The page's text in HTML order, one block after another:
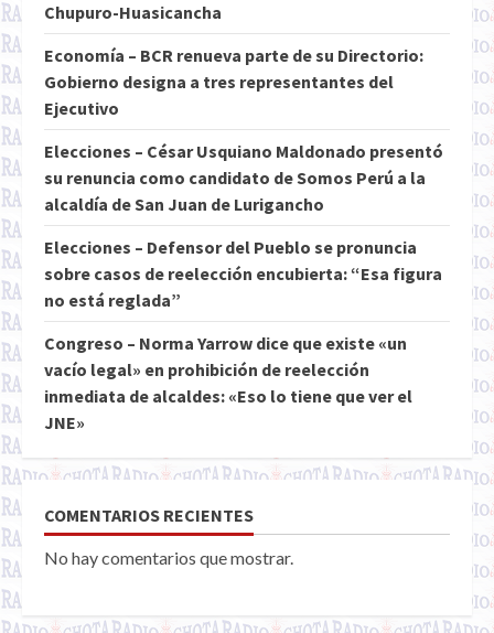
Chupuro-Huasicancha
Economía – BCR renueva parte de su Directorio:
Gobierno designa a tres representantes del
Ejecutivo
Elecciones – César Usquiano Maldonado presentó
su renuncia como candidato de Somos Perú a la
alcaldía de San Juan de Lurigancho
Elecciones – Defensor del Pueblo se pronuncia
sobre casos de reelección encubierta: “Esa figura
no está reglada”
Congreso – Norma Yarrow dice que existe «un
vacío legal» en prohibición de reelección
inmediata de alcaldes: «Eso lo tiene que ver el
JNE»
COMENTARIOS RECIENTES
No hay comentarios que mostrar.